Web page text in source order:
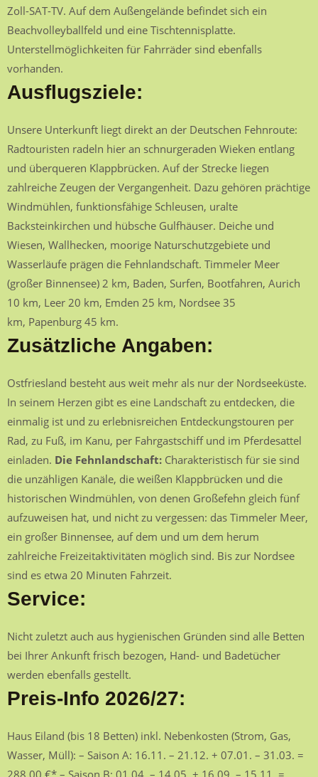
Zoll-SAT-TV. Auf dem Außengelände befindet sich ein
Beachvolleyballfeld und eine Tischtennisplatte.
Unterstellmöglichkeiten für Fahrräder sind ebenfalls
vorhanden.
Ausflugsziele:
Unsere Unterkunft liegt direkt an der Deutschen Fehnroute:
Radtouristen radeln hier an schnurgeraden Wieken entlang
und überqueren Klappbrücken. Auf der Strecke liegen
zahlreiche Zeugen der Vergangenheit. Dazu gehören prächtige
Windmühlen, funktionsfähige Schleusen, uralte
Backsteinkirchen und hübsche Gulfhäuser. Deiche und
Wiesen, Wallhecken, moorige Naturschutzgebiete und
Wasserläufe prägen die Fehnlandschaft. Timmeler Meer
(großer Binnensee) 2 km, Baden, Surfen, Bootfahren, Aurich
10 km, Leer 20 km, Emden 25 km, Nordsee 35
km, Papenburg 45 km.
Zusätzliche Angaben:
Ostfriesland besteht aus weit mehr als nur der Nordseeküste.
In seinem Herzen gibt es eine Landschaft zu entdecken, die
einmalig ist und zu erlebnisreichen Entdeckungstouren per
Rad, zu Fuß, im Kanu, per Fahrgastschiff und im Pferdesattel
einladen. Die Fehnlandschaft: Charakteristisch für sie sind
die unzähligen Kanäle, die weißen Klappbrücken und die
historischen Windmühlen, von denen Großefehn gleich fünf
aufzuweisen hat, und nicht zu vergessen: das Timmeler Meer,
ein großer Binnensee, auf dem und um dem herum
zahlreiche Freizeitaktivitäten möglich sind. Bis zur Nordsee
sind es etwa 20 Minuten Fahrzeit.
Service:
Nicht zuletzt auch aus hygienischen Gründen sind alle Betten
bei Ihrer Ankunft frisch bezogen, Hand- und Badetücher
werden ebenfalls gestellt.
Preis-Info 2026/27:
Haus Eiland (bis 18 Betten) inkl. Nebenkosten (Strom, Gas,
Wasser, Müll): – Saison A: 16.11. – 21.12. + 07.01. – 31.03. =
288,00 €* – Saison B: 01.04. – 14.05. + 16.09. – 15.11. =